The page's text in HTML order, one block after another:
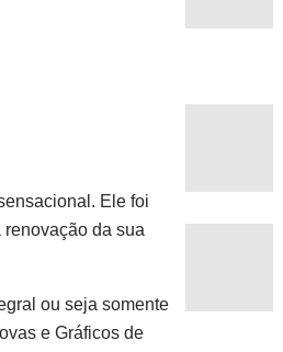
Ele foi
da sua
ou seja somente
e Gráficos de